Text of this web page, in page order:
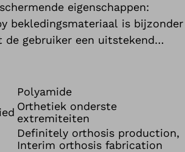
eigenschappen:
bekledingsmateriaal is bijzonder
de gebruiker een uitstekend
Polyamide
Orthetiek onderste
extremiteiten
Definitely orthosis production,
Interim orthosis fabrication